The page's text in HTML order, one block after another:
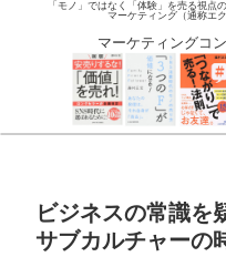
「モノ」ではなく「体験」を売る視点
マーケティング（通称エク
マーケティングコ
ビジネスの常識
サブカルチャーの